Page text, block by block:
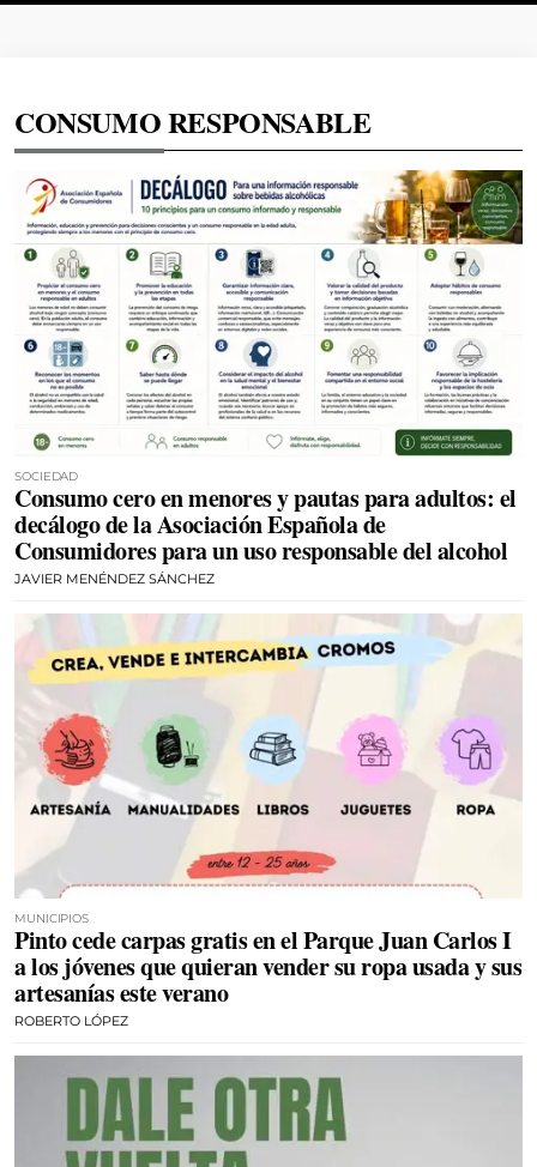
CONSUMO RESPONSABLE
SOCIEDAD
Consumo cero en menores y pautas para adultos: el
decálogo de la Asociación Española de
Consumidores para un uso responsable del alcohol
JAVIER MENÉNDEZ SÁNCHEZ
MUNICIPIOS
Pinto cede carpas gratis en el Parque Juan Carlos I
a los jóvenes que quieran vender su ropa usada y sus
artesanías este verano
ROBERTO LÓPEZ